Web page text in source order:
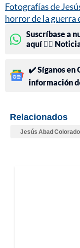
Fotografías de
horror de la guerra
Suscríbase a
aquí 👉🏻
✔️ Síganos en
información
Relacionados
Jesús Abad Colorado